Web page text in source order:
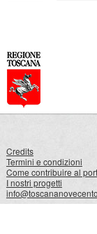
Credits
Termini e condizioni
Come contribuire al
I nostri progetti